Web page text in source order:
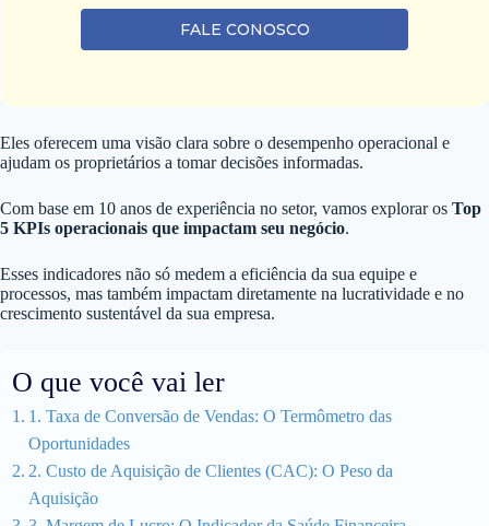
FALE CONOSCO
Eles oferecem uma visão clara sobre o desempenho operacional e
ajudam os proprietários a tomar decisões informadas.
Com base em 10 anos de experiência no setor, vamos explorar os Top
5 KPIs operacionais que impactam seu negócio.
Esses indicadores não só medem a eficiência da sua equipe e
processos, mas também impactam diretamente na lucratividade e no
crescimento sustentável da sua empresa.
O que você vai ler
1. Taxa de Conversão de Vendas: O Termômetro das
Oportunidades
2. Custo de Aquisição de Clientes (CAC): O Peso da
Aquisição